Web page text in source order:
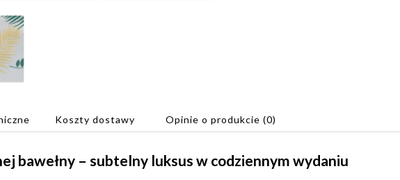
Koszty dostawy
kosztów płatności
Opinie o produkcie (0)
bawełny – subtelny luksus w codziennym wydaniu